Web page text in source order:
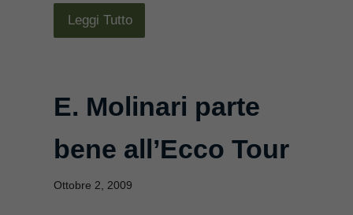
Leggi Tutto
E. Molinari parte
bene all’Ecco Tour
Ottobre 2, 2009